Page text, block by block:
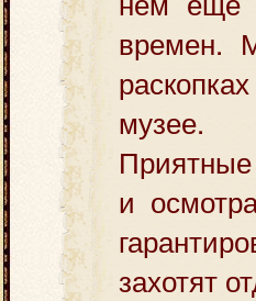
времен.
музее.
Приятные
и
захотят